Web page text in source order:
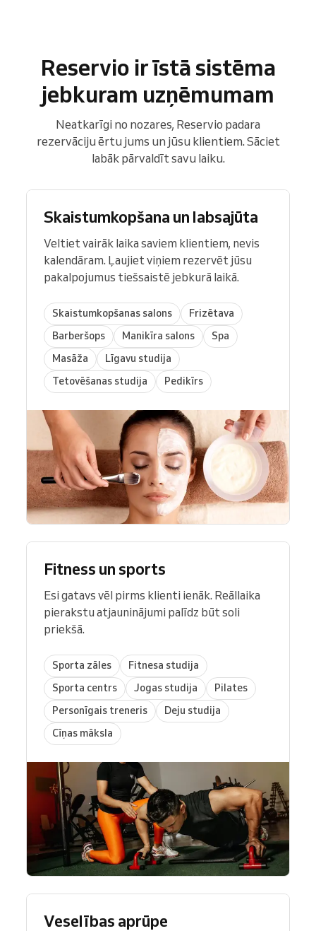
Reservio ir īstā sistēma
jebkuram uzņēmumam
Neatkarīgi no nozares, Reservio padara
rezervāciju ērtu jums un jūsu klientiem. Sāciet
labāk pārvaldīt savu laiku.
Skaistumkopšana un labsajūta
Veltiet vairāk laika saviem klientiem, nevis
kalendāram. Ļaujiet viņiem rezervēt jūsu
pakalpojumus tiešsaistē jebkurā laikā.
Skaistumkopšanas salons
Frizētava
Barberšops
Manikīra salons
Spa
Masāža
Līgavu studija
Tetovēšanas studija
Pedikīrs
Fitness un sports
Esi gatavs vēl pirms klienti ienāk. Reāllaika
pierakstu atjauninājumi palīdz būt soli
priekšā.
Sporta zāles
Fitnesa studija
Sporta centrs
Jogas studija
Pilates
Personīgais treneris
Deju studija
Cīņas māksla
Veselības aprūpe